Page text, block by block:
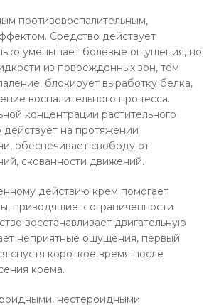
противовоспалительным,
Средство действует
уменьшает болевые ощущения, но
из поврежденных зон, тем
блокирует выработку белка,
воспалительного процесса.
концентрации растительного
действует на протяжении
обеспечивает свободу от
скованности движений.
действию крем помогает
приводящие к ограниченности
восстанавливает двигательную
неприятные ощущения, первый
спустя короткое время после
крема.
нестероидными